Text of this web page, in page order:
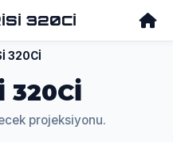
320Cİ
320Cİ
320Cİ
projeksiyonu.